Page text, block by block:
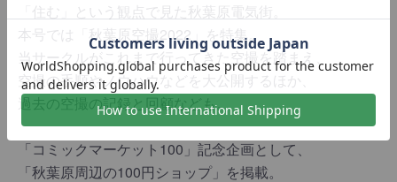
「住む」という観点で見た秋葉原電気街。
本号では「秋葉原空撮2022」を特集。
当サークルがこれまで行ってきた空撮を踏まえ、
空撮の手順やノウハウなどを大公開するほか、
過去の空撮の記録と回顧なども。
「コミックマーケット100」記念企画として、
「秋葉原周辺の100円ショップ」を掲載。